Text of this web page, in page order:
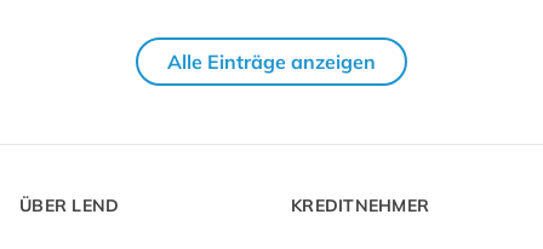
Alle Einträge anzeigen
ÜBER LEND KREDITNEHMER